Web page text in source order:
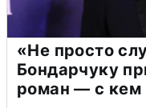
«Не просто
Бондарчуку
роман — с кем